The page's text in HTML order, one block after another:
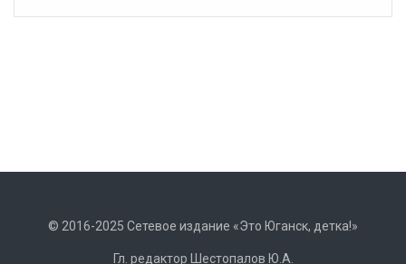
© 2016-2025 Сетевое издание «Это Юганск, детка!»
Гл. редактор Шестопалов Ю.А.